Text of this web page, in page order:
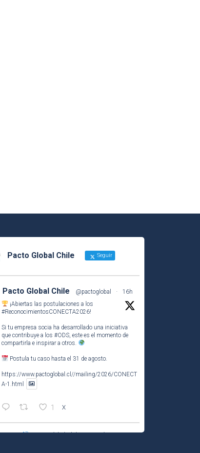
Pacto Global Chile Seguir
Pacto Global Chile @pactoglobal ·
16h
¡Abiertas las postulaciones a los
#ReconocimientosCONECTA2026!
Si tu empresa socia ha desarrollado una iniciativa
que contribuye a los #ODS, este es el momento de
compartirla e inspirar a otros.
Postula tu caso hasta el 31 de agosto.
https://www.pactoglobal.cl//mailing/2026/CONECT
A-1.html
1 X
Pacto Global Chile Retuiteado